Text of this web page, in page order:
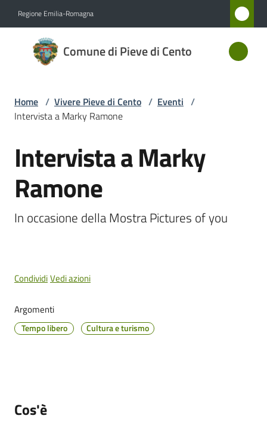
Regione Emilia-Romagna
Comune di Pieve di Cento
Comune
di Pieve
Novità
Servizi
Vivere
Menu selezionato
gli
argomenti...
Home / Vivere Pieve di Cento / Eventi /
Intervista a Marky Ramone
Salta al contenuto
Intervista a Marky
Ramone
In occasione della Mostra Pictures of you
CondividiVedi azioni
Argomenti
Tempo libero Cultura e turismo
Cos'è